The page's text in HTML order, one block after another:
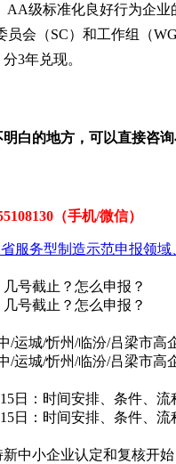
级标准化良好行为企业
会（SC）和工作组（
3年兑现。
白的地方，可以直接咨询
（手机/微信）
服务型制造示范申报领域
号截止？怎么申报？
号截止？怎么申报？
/运城/忻州/临汾/吕梁市
/运城/忻州/临汾/吕梁市
日：时间安排、条件、
日：时间安排、条件、
中小企业认定和复核开